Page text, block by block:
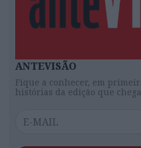
ANTEVISÃO
Fique a conhecer, em
histórias da edição que